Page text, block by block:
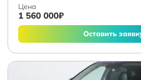
Цена
1 560 000₽
Оставить